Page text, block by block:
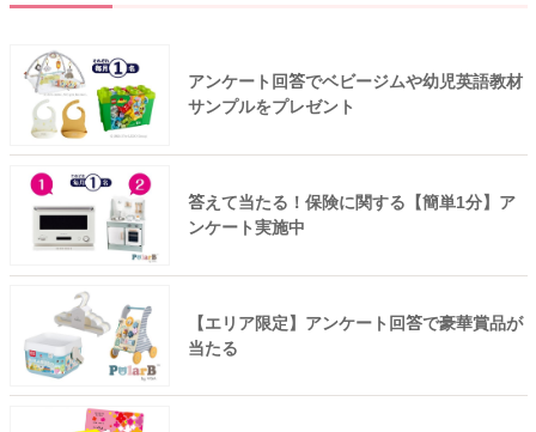
アンケート回答でベビージムや幼児英語教材
サンプルをプレゼント
答えて当たる！保険に関する【簡単1分】ア
ンケート実施中
【エリア限定】アンケート回答で豪華賞品が
当たる